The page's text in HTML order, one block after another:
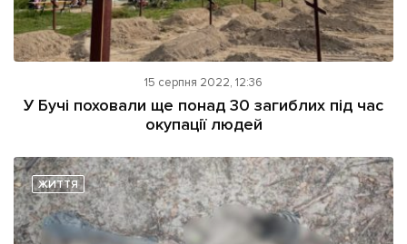
15 серпня 2022, 12:36
У Бучі поховали ще понад 30 загиблих під час
окупації людей
ЖИТТЯ